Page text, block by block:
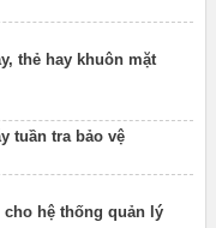
thẻ hay khuôn mặt
tuần tra bảo vệ
hệ thống quản lý